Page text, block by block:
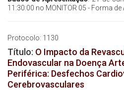
11:30:00 no MONITOR 05 - Forma
Protocolo: 1130
Título: O Impacto da
Endovascular na Doença
Periférica: Desfechos
Cerebrovasculares